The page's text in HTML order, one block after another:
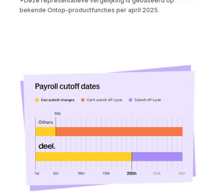
bekende Ontop-productfuncties per april 2025.